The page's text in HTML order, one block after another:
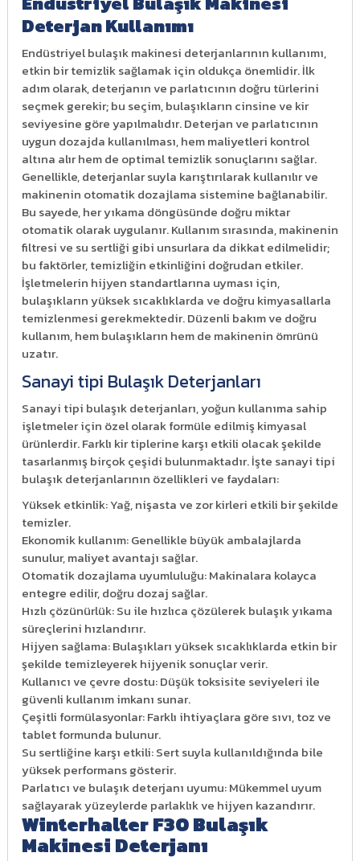
Deterjan Kullanımı
Endüstriyel bulaşık makinesi deterjanlarının kullanımı,
etkin bir temizlik sağlamak için oldukça önemlidir. İlk
adım olarak, deterjanın ve parlatıcının doğru türlerini
seçmek gerekir; bu seçim, bulaşıkların cinsine ve kir
seviyesine göre yapılmalıdır. Deterjan ve parlatıcının
uygun dozajda kullanılması, hem maliyetleri kontrol
altına alır hem de optimal temizlik sonuçlarını sağlar.
Genellikle, deterjanlar suyla karıştırılarak kullanılır ve
makinenin otomatik dozajlama sistemine bağlanabilir.
Bu sayede, her yıkama döngüsünde doğru miktar
otomatik olarak uygulanır. Kullanım sırasında, makinenin
filtresi ve su sertliği gibi unsurlara da dikkat edilmelidir;
bu faktörler, temizliğin etkinliğini doğrudan etkiler.
İşletmelerin hijyen standartlarına uyması için,
bulaşıkların yüksek sıcaklıklarda ve doğru kimyasallarla
temizlenmesi gerekmektedir. Düzenli bakım ve doğru
kullanım, hem bulaşıkların hem de makinenin ömrünü
uzatır.
Sanayi tipi Bulaşık Deterjanları
Sanayi tipi bulaşık deterjanları, yoğun kullanıma sahip
işletmeler için özel olarak formüle edilmiş kimyasal
ürünlerdir. Farklı kir tiplerine karşı etkili olacak şekilde
tasarlanmış birçok çeşidi bulunmaktadır. İşte sanayi tipi
bulaşık deterjanlarının özellikleri ve faydaları:
Yüksek etkinlik: Yağ, nişasta ve zor kirleri etkili bir şekilde
temizler.
Ekonomik kullanım: Genellikle büyük ambalajlarda
sunulur, maliyet avantajı sağlar.
Otomatik dozajlama uyumluluğu: Makinalara kolayca
entegre edilir, doğru dozaj sağlar.
Hızlı çözünürlük: Su ile hızlıca çözülerek bulaşık yıkama
süreçlerini hızlandırır.
Hijyen sağlama: Bulaşıkları yüksek sıcaklıklarda etkin bir
şekilde temizleyerek hijyenik sonuçlar verir.
Kullanıcı ve çevre dostu: Düşük toksisite seviyeleri ile
güvenli kullanım imkanı sunar.
Çeşitli formülasyonlar: Farklı ihtiyaçlara göre sıvı, toz ve
tablet formunda bulunur.
Su sertliğine karşı etkili: Sert suyla kullanıldığında bile
yüksek performans gösterir.
Parlatıcı ve bulaşık deterjanı uyumu: Mükemmel uyum
sağlayarak yüzeylerde parlaklık ve hijyen kazandırır.
Winterhalter F30 Bulaşık
Makinesi Deterjanı